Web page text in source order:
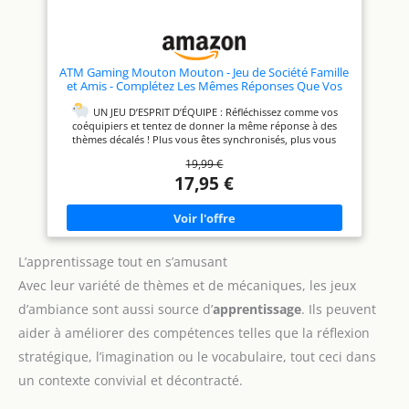
société, d’ambiance et de
cartes. Parfait pour un
anniversaire, Noël, ou animer
vos soirées.
ATM Gaming Mouton Mouton - Jeu de Société Famille
et Amis - Complétez Les Mêmes Réponses Que Vos
Coéquipiers ! - Jeu d’Ambiance Drôle et Rapide - 3 à 9
Joueurs - Dès 12 Ans - Format Voyage
UN JEU D’ESPRIT D’ÉQUIPE : Réfléchissez comme vos
coéquipiers et tentez de donner la même réponse à des
thèmes décalés ! Plus vous êtes synchronisés, plus vous
DRÔLE ET IMMÉDIAT : Complétez
des phrases comme "Le Père…" ou "J’aimerais avoir…" et
tentez d’anticiper ce que vos partenaires vont dire. Une
+700 THÈMES ORIGINAUX : Un mélange de
questions absurdes, drôles et toutes simples, parfait pour
EN FAMILLE OU ENTRE AMIS : De 3 à 9 joueurs, dès 12 ans.
Idéal pour les soirées, week-ends, apéros ou vacances.
Règles expliquées en 1 minute, parties de 20 minutes.
UN JEU ENGAGÉ : Créé en France par les créateurs de Speed
responsable.
19,99 €
17,95 €
L’apprentissage tout en s’amusant
Avec leur variété de thèmes et de mécaniques, les jeux
d’ambiance sont aussi source d’apprentissage. Ils peuvent
aider à améliorer des compétences telles que la réflexion
stratégique, l’imagination ou le vocabulaire, tout ceci dans
un contexte convivial et décontracté.